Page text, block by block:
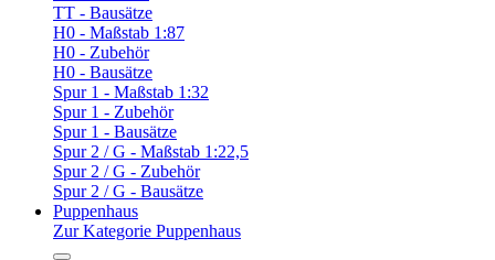
TT - Bausätze
H0 - Maßstab 1:87
H0 - Zubehör
H0 - Bausätze
Spur 1 - Maßstab 1:32
Spur 1 - Zubehör
Spur 1 - Bausätze
Spur 2 / G - Maßstab 1:22,5
Spur 2 / G - Zubehör
Spur 2 / G - Bausätze
Puppenhaus
Zur Kategorie Puppenhaus